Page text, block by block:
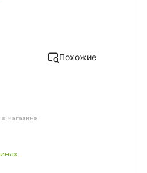
Похожие
магазине